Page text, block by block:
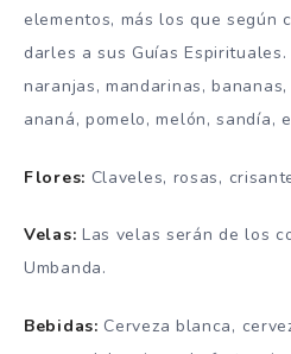
elementos, más los que según
darles a sus Guías Espirituales.
naranjas, mandarinas,
ananá, pomelo, melón, sandía,
Flores: Claveles, rosas,
Velas: Las velas serán de los
Umbanda.
Bebidas: Cerveza blanca,